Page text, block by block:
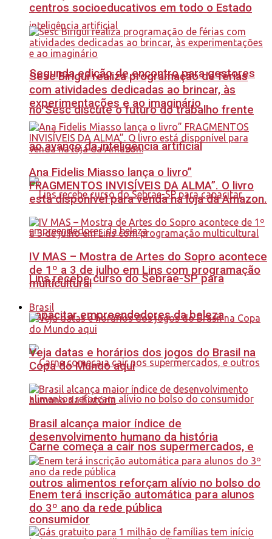
Segunda edição de encontro para gestores
no Sesc discute o futuro do trabalho frente
ao avanço da inteligência artificial
Lins recebe curso do Sebrae-SP para
capacitar empreendedores da beleza
Carne começa a cair nos supermercados, e
outros alimentos reforçam alívio no bolso do
consumidor
centros socioeducativos em todo o Estado
Sesc Birigui realiza programação de férias
com atividades dedicadas ao brincar, às
experimentações e ao imaginário
Ana Fidelis Miasso lança o livro”
FRAGMENTOS INVISÍVEIS DA ALMA”. O livro
está disponível para venda na loja da Amazon.
IV MAS – Mostra de Artes do Sopro acontece
de 1º a 3 de julho em Lins com programação
multicultural
Brasil
Veja datas e horários dos jogos do Brasil na
Copa do Mundo aqui
Brasil alcança maior índice de
desenvolvimento humano da história
Enem terá inscrição automática para alunos
do 3º ano da rede pública